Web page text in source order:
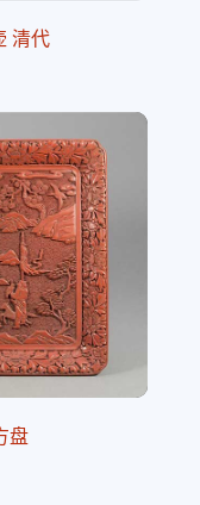
清代
盘